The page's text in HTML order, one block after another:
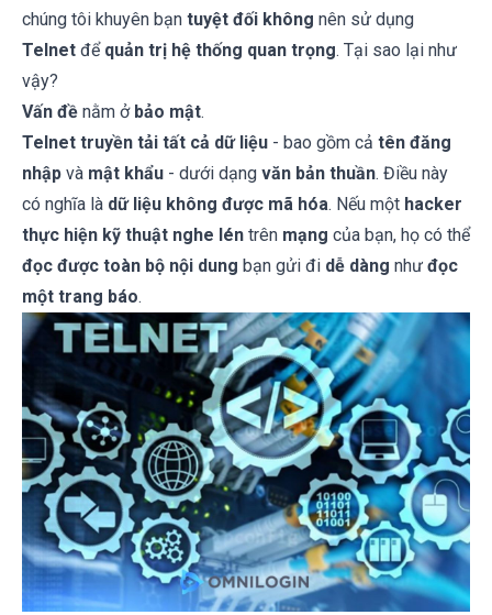
chúng tôi khuyên bạn tuyệt đối không nên sử dụng
Telnet để quản trị hệ thống quan trọng. Tại sao lại như
vậy?
Vấn đề nằm ở bảo mật.
Telnet truyền tải tất cả dữ liệu - bao gồm cả tên đăng
nhập và mật khẩu - dưới dạng văn bản thuần. Điều này
có nghĩa là dữ liệu không được mã hóa. Nếu một hacker
thực hiện kỹ thuật nghe lén trên mạng của bạn, họ có thể
đọc được toàn bộ nội dung bạn gửi đi dễ dàng như đọc
một trang báo.